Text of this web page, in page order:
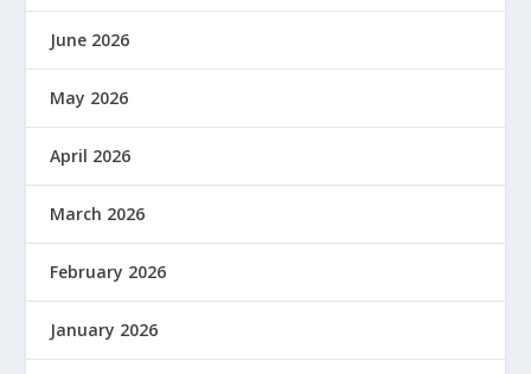
June 2026
May 2026
April 2026
March 2026
February 2026
January 2026